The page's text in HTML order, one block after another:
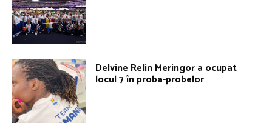
Delvine Relin Meringor a ocupat
locul 7 în proba-probelor